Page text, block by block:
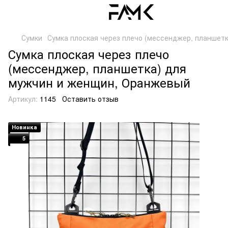
Сумки Сумка плоская через плечо (мессенджер,
Сумка плоская через плечо
(мессенджер, планшетка) для
мужчин и женщин, Оранжевый
Артикул: 1145 Оставить отзыв
Новинка
5